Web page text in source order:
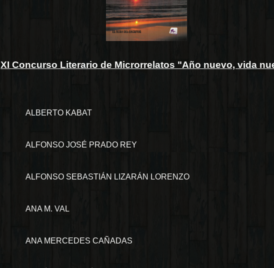
XI Concurso Literario de Microrrelatos "Año nuevo, vida
ALBERTO KABAT
ALFONSO JOSÉ PRADO REY
ALFONSO SEBASTIÁN LIZARÁN LORENZO
ANA M. VAL
ANA MERCEDES CAÑADAS